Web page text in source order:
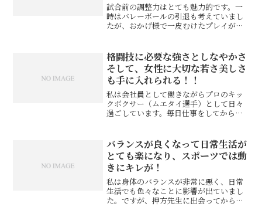
試合前の調整力はとても魅力的です。一
時はバレーボールの引退も考えていまし
たが、おかげ様で一皮むけたプレイが出
始めて、３ヶ月が過ぎた頃から姿勢とか
身体が変わった！！と感じ...
格闘技に必要な強さとしなやかさ
そして、女性に大切な若さ美しさ
も手に入れられる！！
私は会社員として働きながらプロのキッ
クボクサー（ムエタイ選手）として日々
過ごしています。毎日仕事をしてから練
がかかり、仕事においてもキックボクシ
ングにおいても、押方先生...
バランスが良くなって日常生活が
とても楽になり、スポーツでは動
きにキレが！
私は身体のバランスが非常に悪く、日常
生活でも色々なことに影響が出ていまし
た。ですが、押方先生に出会ってからは